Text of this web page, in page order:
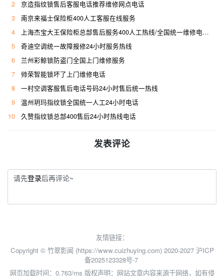
2
京造指纹锁售后客服电话推荐维修网点电话
3
南京来福士保险柜400人工客服在线服务
4
上海杰宝大王保险柜总部售后服务400人工热线/全国统一维修电话是多少
5
奇迪空调统一故障报修24小时服务热线
6
兰州彩鲸锁防盗门全国上门维修服务
7
帅荣智能锁坏了上门维修电话
8
一村空调客服售后电话号码24小时售后统一热线
9
温州玥玛指纹锁全国统一人工24小时电话
10
久赞指纹锁总部400售后24小时热线电话
发表评论
请先登录后再评论~
友情链接：
Copyright © 竹翠影闻 (https://www.cuizhuying.com) 2020-2027 沪ICP
备2025123328号-7
网页加载时间：0.763/ms 版权声明：网站文章内容来源于网络，如有侵